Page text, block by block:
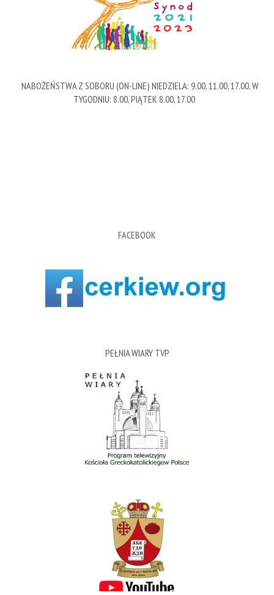
NABOŻEŃSTWA Z SOBORU (ON-LINE) NIEDZIELA: 9.00, 11.00, 17.00, W
TYGODNIU: 8.00, PIĄTEK 8.00, 17.00
FACEBOOK
PEŁNIA WIARY TVP